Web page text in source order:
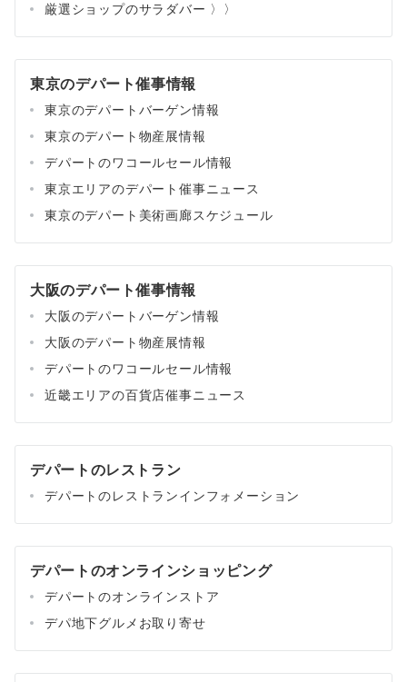
厳選ショップのサラダバー 〉〉
東京のデパート催事情報
東京のデパートバーゲン情報
東京のデパート物産展情報
デパートのワコールセール情報
東京エリアのデパート催事ニュース
東京のデパート美術画廊スケジュール
大阪のデパート催事情報
大阪のデパートバーゲン情報
大阪のデパート物産展情報
デパートのワコールセール情報
近畿エリアの百貨店催事ニュース
デパートのレストラン
デパートのレストランインフォメーション
デパートのオンラインショッピング
デパートのオンラインストア
デパ地下グルメお取り寄せ